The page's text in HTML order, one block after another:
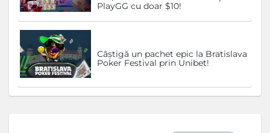
PlayGG cu doar $10!
Câștigă un pachet epic la Bratislava
Poker Festival prin Unibet!